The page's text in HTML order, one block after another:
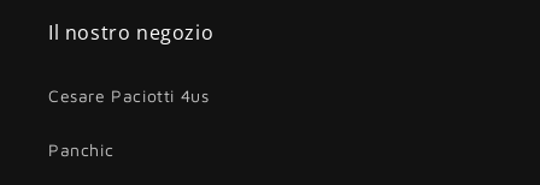
Il nostro negozio
Cesare Paciotti 4us
Panchic